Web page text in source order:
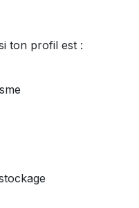
ton profil est :